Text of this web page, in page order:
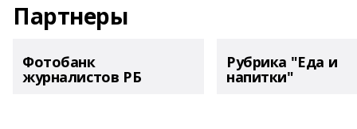
Партнеры
Фотобанк
журналистов РБ
Рубрика "Еда и
напитки"